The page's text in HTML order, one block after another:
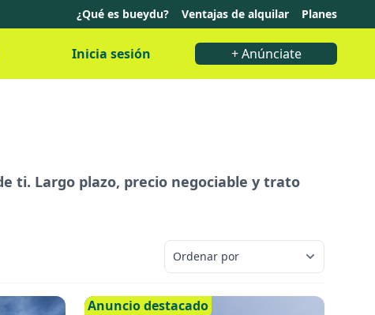
¿Qué es bueydu? Ventajas de alquilar Planes
Inicia sesión + Anúnciate
ti. Largo plazo, precio negociable y trato
Anuncio destacado